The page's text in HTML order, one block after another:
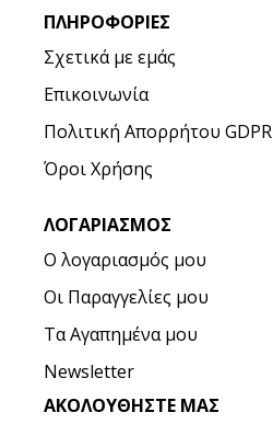
ΠΛΗΡΟΦΟΡΊΕΣ
Σχετικά με εμάς
Επικοινωνία
Πολιτική Απορρήτου GDPR
Όροι Χρήσης
ΛΟΓΑΡΙΑΣΜΌΣ
Ο λογαριασμός μου
Οι Παραγγελίες μου
Τα Αγαπημένα μου
Newsletter
ΑΚΟΛΟΥΘΉΣΤΕ ΜΑΣ